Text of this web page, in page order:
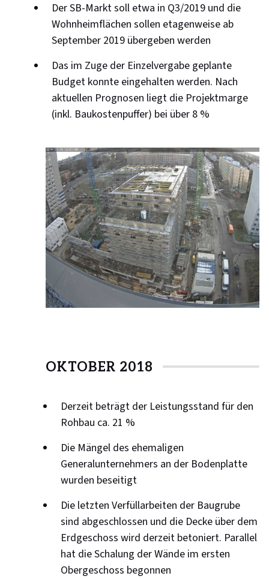
Der SB-Markt soll etwa in Q3/2019 und die
Wohnheimflächen sollen etagenweise ab
September 2019 übergeben werden
Das im Zuge der Einzelvergabe geplante
Budget konnte eingehalten werden. Nach
aktuellen Prognosen liegt die Projektmarge
(inkl. Baukostenpuffer) bei über 8 %
OKTOBER 2018
Derzeit beträgt der Leistungsstand für den
Rohbau ca. 21 %
Die Mängel des ehemaligen
Generalunternehmers an der Bodenplatte
wurden beseitigt
Die letzten Verfüllarbeiten der Baugrube
sind abgeschlossen und die Decke über dem
Erdgeschoss wird derzeit betoniert. Parallel
hat die Schalung der Wände im ersten
Obergeschoss begonnen